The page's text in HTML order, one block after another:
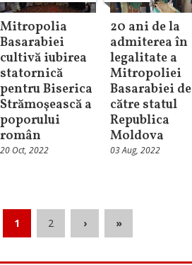
Mitropolia
Basarabiei
cultivă iubirea
statornică
pentru Biserica
Strămoşească a
poporului
român
20 Oct, 2022
20 ani de la
admiterea în
legalitate a
Mitropoliei
Basarabiei de
către statul
Republica
Moldova
03 Aug, 2022
1 2 › »